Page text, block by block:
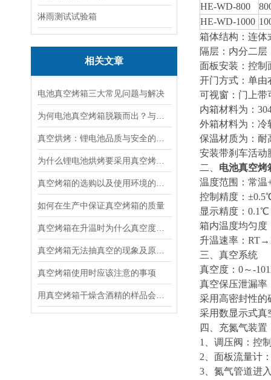
淋雨测试试验箱
相关文章
电池真空烤箱三大常见问题与解决
如何在生产中保证真空烤箱的质量
真空烤箱使用时应该注意的事项
HE-WD-800
HE-WD-1000
箱体结构：连体
隔层：内分二
面板安装：控制
开门方式：单由
可视窗：门上带
内箱材料为：
外箱材料为：冷
保温材质为：耐
安装带刹车活动
二、 电池真空烤
温度范围：常
控制精度：
显示精度：
箱内温度均匀
升温速率：
三、真空系统
真空度：0～-
真空保压泄漏率
采用高密封性的
采用数显示式真
四、充氮气装置
1、调压阀：控
2、面板流量计
3、氮气管道进